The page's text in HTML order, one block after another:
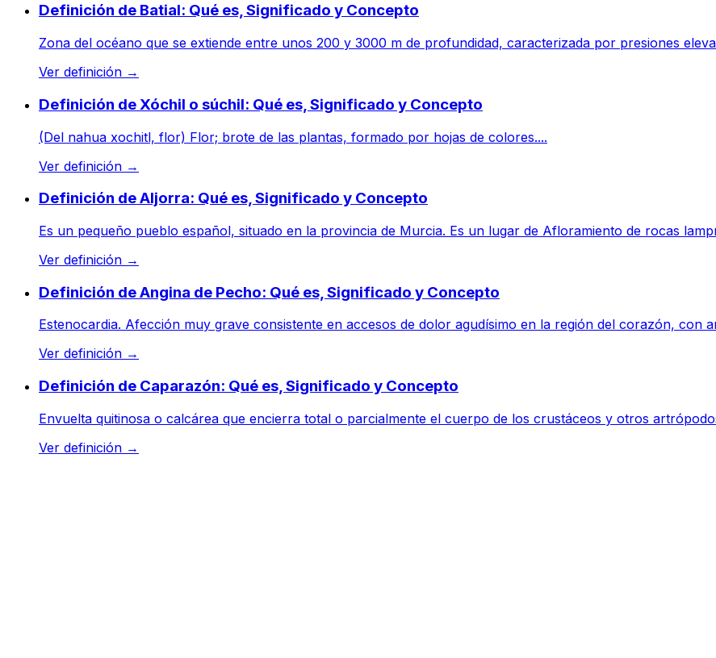
Definición de Batial: Qué es, Significado y Concepto
Zona del océano que se extiende entre unos 200 y 3000 m de profundidad, caracterizada por presiones
Ver definición →
Definición de Xóchil o súchil: Qué es, Significado y Concepto
(Del nahua xochitl, flor) Flor; brote de las plantas, formado por hojas de colores....
Ver definición →
Definición de Aljorra: Qué es, Significado y Concepto
Es un pequeño pueblo español, situado en la provincia de Murcia. Es un lugar de Afloramiento de rocas
Ver definición →
Definición de Angina de Pecho: Qué es, Significado y Concepto
Estenocardia. Afección muy grave consistente en accesos de dolor agudísimo en la región del corazón, con
Ver definición →
Definición de Caparazón: Qué es, Significado y Concepto
Envuelta quitinosa o calcárea que encierra total o parcialmente el cuerpo de los crustáceos y otros
Ver definición →